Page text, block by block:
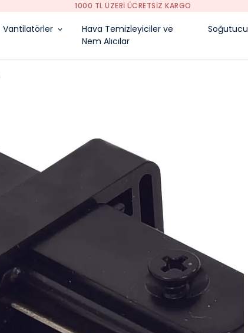
1000 TL ÜZERI ÜCRETSIZ KARGO
Vantilatörler
Hava Temizleyiciler ve
Nem Alıcılar
Soğutucu